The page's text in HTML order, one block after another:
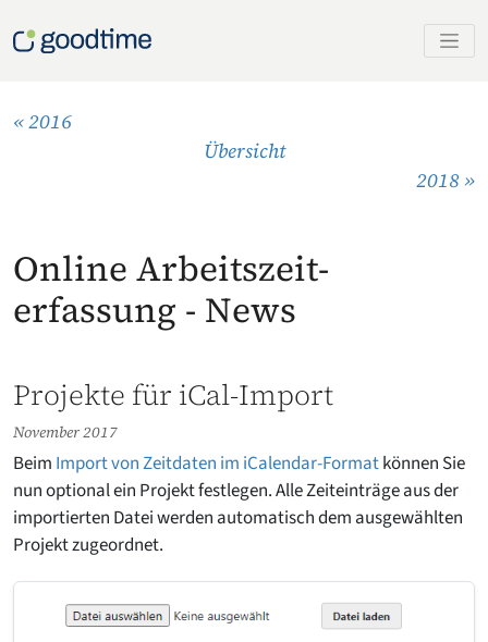
« 2016
Übersicht
2018 »
Online Arbeitszeit­
erfassung - News
Projekte für iCal-Import
November 2017
Beim Import von Zeitdaten im iCalendar-Formatkönnen Sie
nun optional ein Projekt festlegen. Alle Zeiteinträge aus der
importierten Datei werden automatisch dem ausgewählten
Projekt zugeordnet.